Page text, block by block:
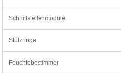
Schnittstellenmodule
Stützringe
Feuchtebestimmer